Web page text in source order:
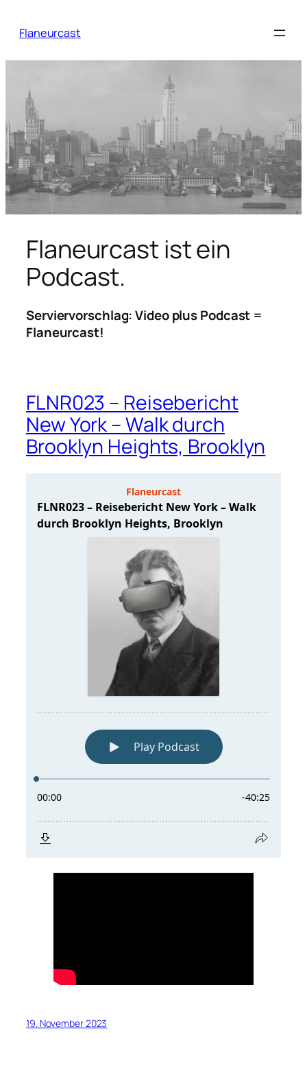
Inhalt
Flaneurcast
Flaneurcast ist ein
Podcast.
Serviervorschlag: Video plus Podcast =
Flaneurcast!
FLNR023 – Reisebericht
New York – Walk durch
Brooklyn Heights, Brooklyn
19. November 2023